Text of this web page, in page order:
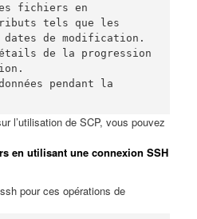
fichiers en
tels que les
de modification.
de la progression
pendant la
l’utilisation de SCP, vous pouvez
en utilisant une connexion SSH
pour ces opérations de